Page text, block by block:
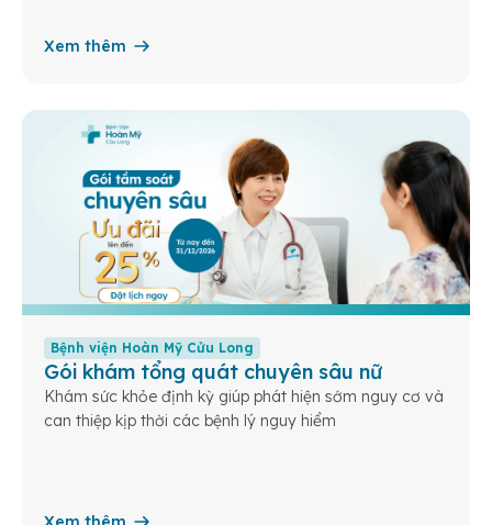
Xem thêm
Bệnh viện Hoàn Mỹ Cửu Long
Gói khám tổng quát chuyên sâu nữ
Khám sức khỏe định kỳ giúp phát hiện sớm nguy cơ và
can thiệp kịp thời các bệnh lý nguy hiểm